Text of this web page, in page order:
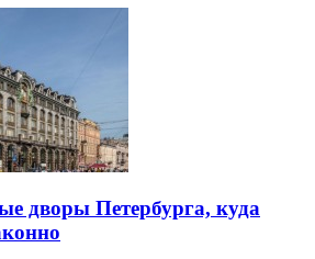
дворы Петербурга, куда